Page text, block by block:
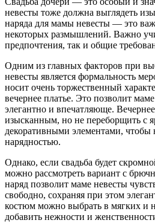
невесты тоже должна выглядеть
наряда для мамы невесты — это
некоторых размышлений. Важно
предпочтения, так и общие
Одним из главных факторов при
невесты является формальность
носит очень торжественный
вечернее платье. Это позволит
элегантно и впечатляюще.
изысканным, но не переборщить с
декоративными элементами, чтобы
нарядностью.
Однако, если свадьба будет
можно рассмотреть вариант с
наряд позволит маме невесты
свободно, сохраняя при этом
костюм можно выбрать в мягких и
добавить нежности и